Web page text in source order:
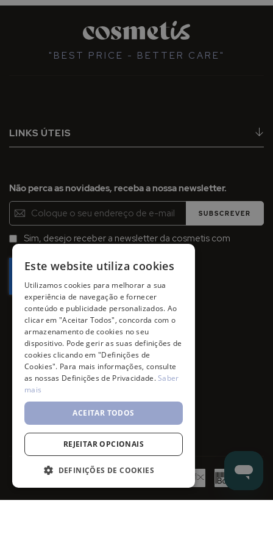
"BEST PRICE - BETTER CARE"
LINKS ÚTEIS
Não perca as novidades, receba a nossa newsletter.
Inscreva-
se
na
Newsletter:
SUBSCREVER
Sim, desejo receber a newsletter da cosmetis com
Este website utiliza cookies
Utilizamos cookies para melhorar a sua
experiência de navegação e fornecer
conteúdo e publicidade personalizados. Ao
clicar em "Aceitar Todos", concorda com o
armazenamento de cookies no seu
dispositivo. Pode gerir as suas definições de
cookies clicando em "Definições de
Cookies". Para mais informações, consulte
as nossas Definições de Privacidade.Saber
mais
ACEITAR TODOS
REJEITAR OPCIONAIS
DEFINIÇÕES DE COOKIES